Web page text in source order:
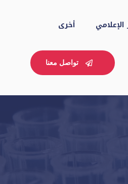
الإعلامي أخرى
تواصل معنا